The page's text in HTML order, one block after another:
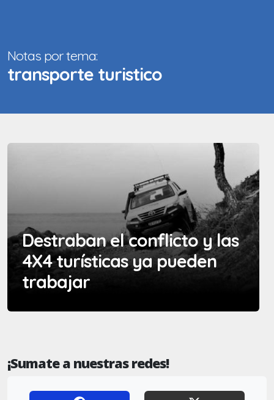
Notas por tema:
transporte turistico
Destraban el conflicto y las
4X4 turísticas ya pueden
trabajar
¡Sumate a nuestras redes!